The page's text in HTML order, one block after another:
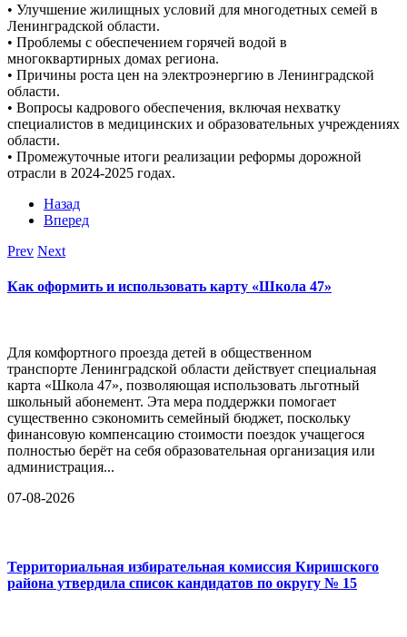
• Улучшение жилищных условий для многодетных семей в
Ленинградской области.
• Проблемы с обеспечением горячей водой в
многоквартирных домах региона.
• Причины роста цен на электроэнергию в Ленинградской
области.
• Вопросы кадрового обеспечения, включая нехватку
специалистов в медицинских и образовательных учреждениях
области.
• Промежуточные итоги реализации реформы дорожной
отрасли в 2024-2025 годах.
Назад
Вперед
Prev Next
Как оформить и использовать карту «Школа 47»
Для комфортного проезда детей в общественном
транспорте Ленинградской области действует специальная
карта «Школа 47», позволяющая использовать льготный
школьный абонемент. Эта мера поддержки помогает
существенно сэкономить семейный бюджет, поскольку
финансовую компенсацию стоимости поездок учащегося
полностью берёт на себя образовательная организация или
администрация...
07-08-2026
Территориальная избирательная комиссия Киришского
района утвердила список кандидатов по округу № 15